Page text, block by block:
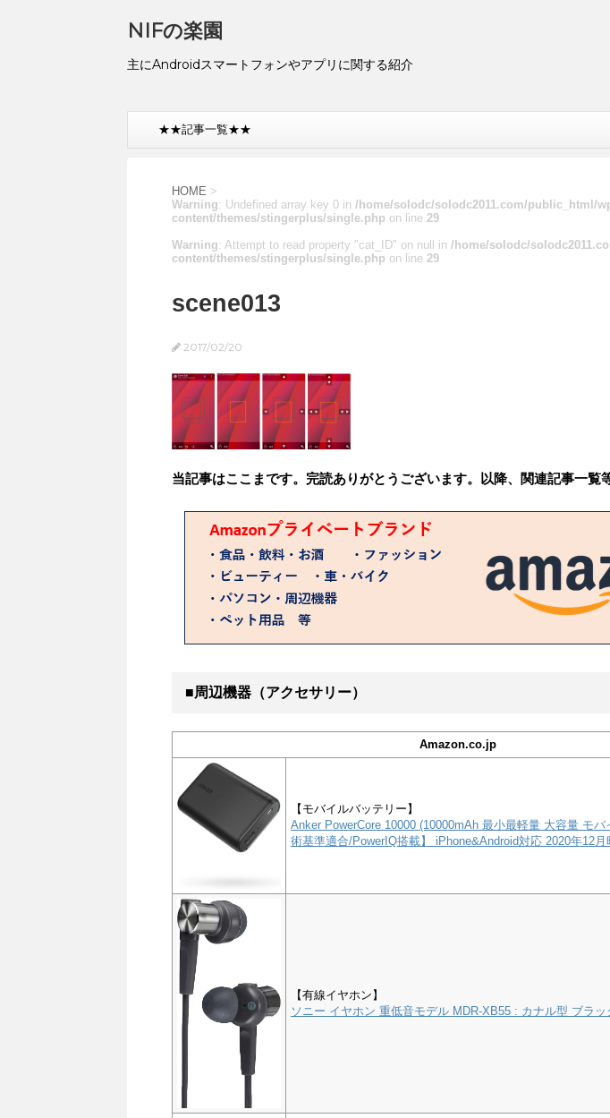
NIFの楽園
主にAndroidスマートフォンやアプリに関する紹介
★★記事一覧★★
HOME >
Warning: Undefined array key 0 in /home/solodc/solodc2011.com/public_html/
content/themes/stingerplus/single.php on line 29
Warning: Attempt to read property "cat_ID" on null in /home/solodc/
content/themes/stingerplus/single.php on line 29
scene013
2017/02/20
当記事はここまです。完読ありがとうございます。以降、関連記事一覧
■周辺機器（アクセサリー）
Amazon.co.jp
【モバイルバッテリー】
Anker PowerCore 10000 (10000mAh 最小最軽量 大容量 モ
術基準適合/PowerIQ搭載】 iPhone&Android対応 2020年12
【有線イヤホン】
ソニー イヤホン 重低音モデル MDR-XB55 : カナル型 ブラッ